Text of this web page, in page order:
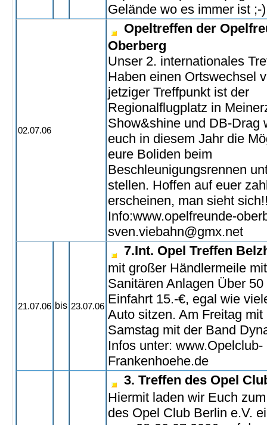
Gelände wo es immer ist ;-)
02.07.06
Opeltreffen der
Oberberg
Unser 2. internationales
Haben einen Ortswechsel
jetziger Treffpunkt ist der
Regionalflugplatz in
Show&shine und DB-Drag
euch in diesem Jahr die
eure Boliden beim
Beschleunigungsrennen
stellen. Hoffen auf euer
erscheinen, man sieht
Info:www.opelfreunde-
sven.viebahn@gmx.net
21.07.06 bis 23.07.06
7.Int. Opel Treffen
mit großer Händlermeile
Sanitären Anlagen Über
Einfahrt 15.-€, egal wie
Auto sitzen. Am Freitag
Samstag mit der Band
Infos unter: www.Opelclub-
Frankenhoehe.de
3. Treffen des Opel
Hiermit laden wir Euch
des Opel Club Berlin e.V.